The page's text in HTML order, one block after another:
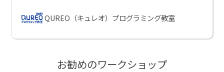
QUREO（キュレオ）プログラミング教室
お勧めのワークショップ